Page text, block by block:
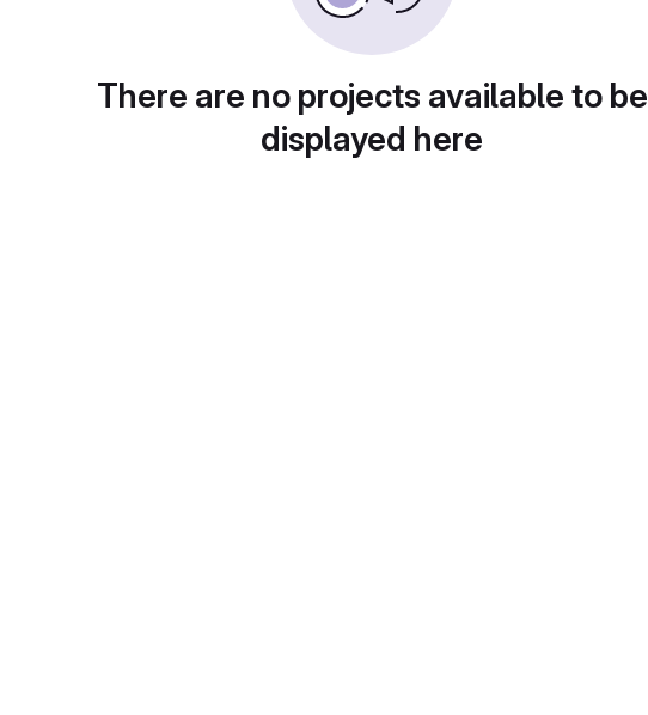
There are no projects available to be
displayed here